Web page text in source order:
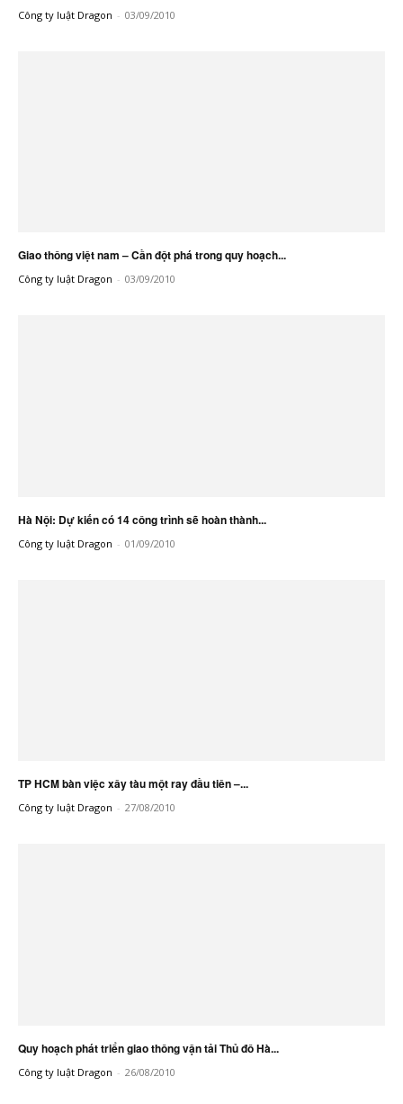
Công ty luật Dragon - 03/09/2010
Giao thông việt nam – Cần đột phá trong quy hoạch...
Công ty luật Dragon - 03/09/2010
Hà Nội: Dự kiến có 14 công trình sẽ hoàn thành...
Công ty luật Dragon - 01/09/2010
TP HCM bàn việc xây tàu một ray đầu tiên –...
Công ty luật Dragon - 27/08/2010
Quy hoạch phát triển giao thông vận tải Thủ đô Hà...
Công ty luật Dragon - 26/08/2010